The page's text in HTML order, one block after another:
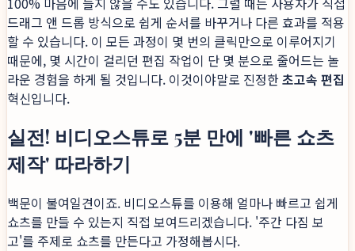
드래그 앤 드롭 방식으로 쉽게 순서를 바꾸거나 다른 효과를 적용
할 수 있습니다. 이 모든 과정이 몇 번의 클릭만으로 이루어지기
때문에, 몇 시간이 걸리던 편집 작업이 단 몇 분으로 줄어드는 놀
라운 경험을 하게 될 것입니다. 이것이야말로 진정한초고속 편집
혁신입니다.
실전! 비디오스튜로 5분 만에 '빠른 쇼츠
제작' 따라하기
백문이 불여일견이죠. 비디오스튜를 이용해 얼마나 빠르고 쉽게
쇼츠를 만들 수 있는지 직접 보여드리겠습니다. '주간 다짐 보
고'를 주제로 쇼츠를 만든다고 가정해봅시다.